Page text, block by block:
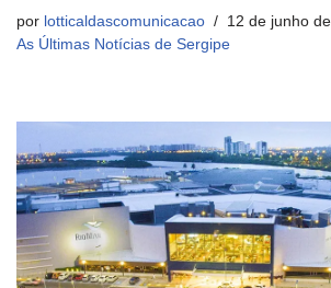
por lotticaldascomunicacao
12 de junho
As Últimas Notícias de Sergipe